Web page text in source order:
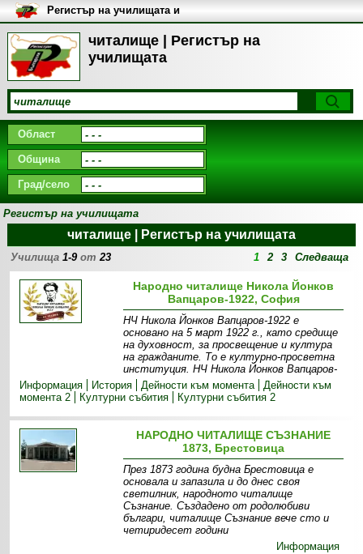
читалище | Регистър на
училищата
Регистър на училищата и
университетите в България
Област
Община
Град/село
Регистър на училищата
читалище | Регистър на училищата
Училища1-9от23 1 2 3 Следваща
Народно читалище Никола Йонков
Вапцаров-1922, София
НЧ Никола Йонков Вапцаров-1922 е
основано на 5 март 1922 г., като средище
на духовност, за просвещение и култура
на гражданите. То е културно-просветна
институция. НЧ Никола Йонков Вапцаров-
Информация
История Дейности към момента
Дейности към
момента 2
Културни събития Културни събития 2
НАРОДНО ЧИТАЛИЩЕ СЪЗНАНИЕ
1873, Брестовица
През 1873 година будна Брестовица е
основала и запазила и до днес своя
светилник, народното читалище
Съзнание. Създадено от родолюбиви
българи, читалище Съзнание вече сто и
четиридесет години
Информация